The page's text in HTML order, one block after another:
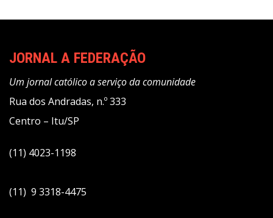
JORNAL A FEDERAÇÃO
Um jornal católico a serviço da comunidade
Rua dos Andradas, n.º 333
Centro – Itu/SP
(11) 4023-1198
(11) 9 3318-4475